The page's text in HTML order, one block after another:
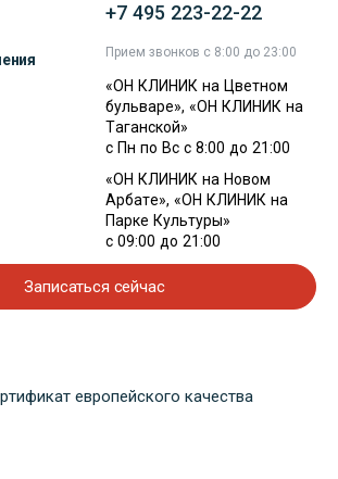
+7 495 223-22-22
Прием звонков с 8:00 до 23:00
«ОН КЛИНИК на Цветном
бульваре», «ОН КЛИНИК на
Таганской»
с Пн по Вс с 8:00 до 21:00
«ОН КЛИНИК на Новом
Арбате», «ОН КЛИНИК на
Парке Культуры»
с 09:00 до 21:00
Записаться сейчас
европейского качества